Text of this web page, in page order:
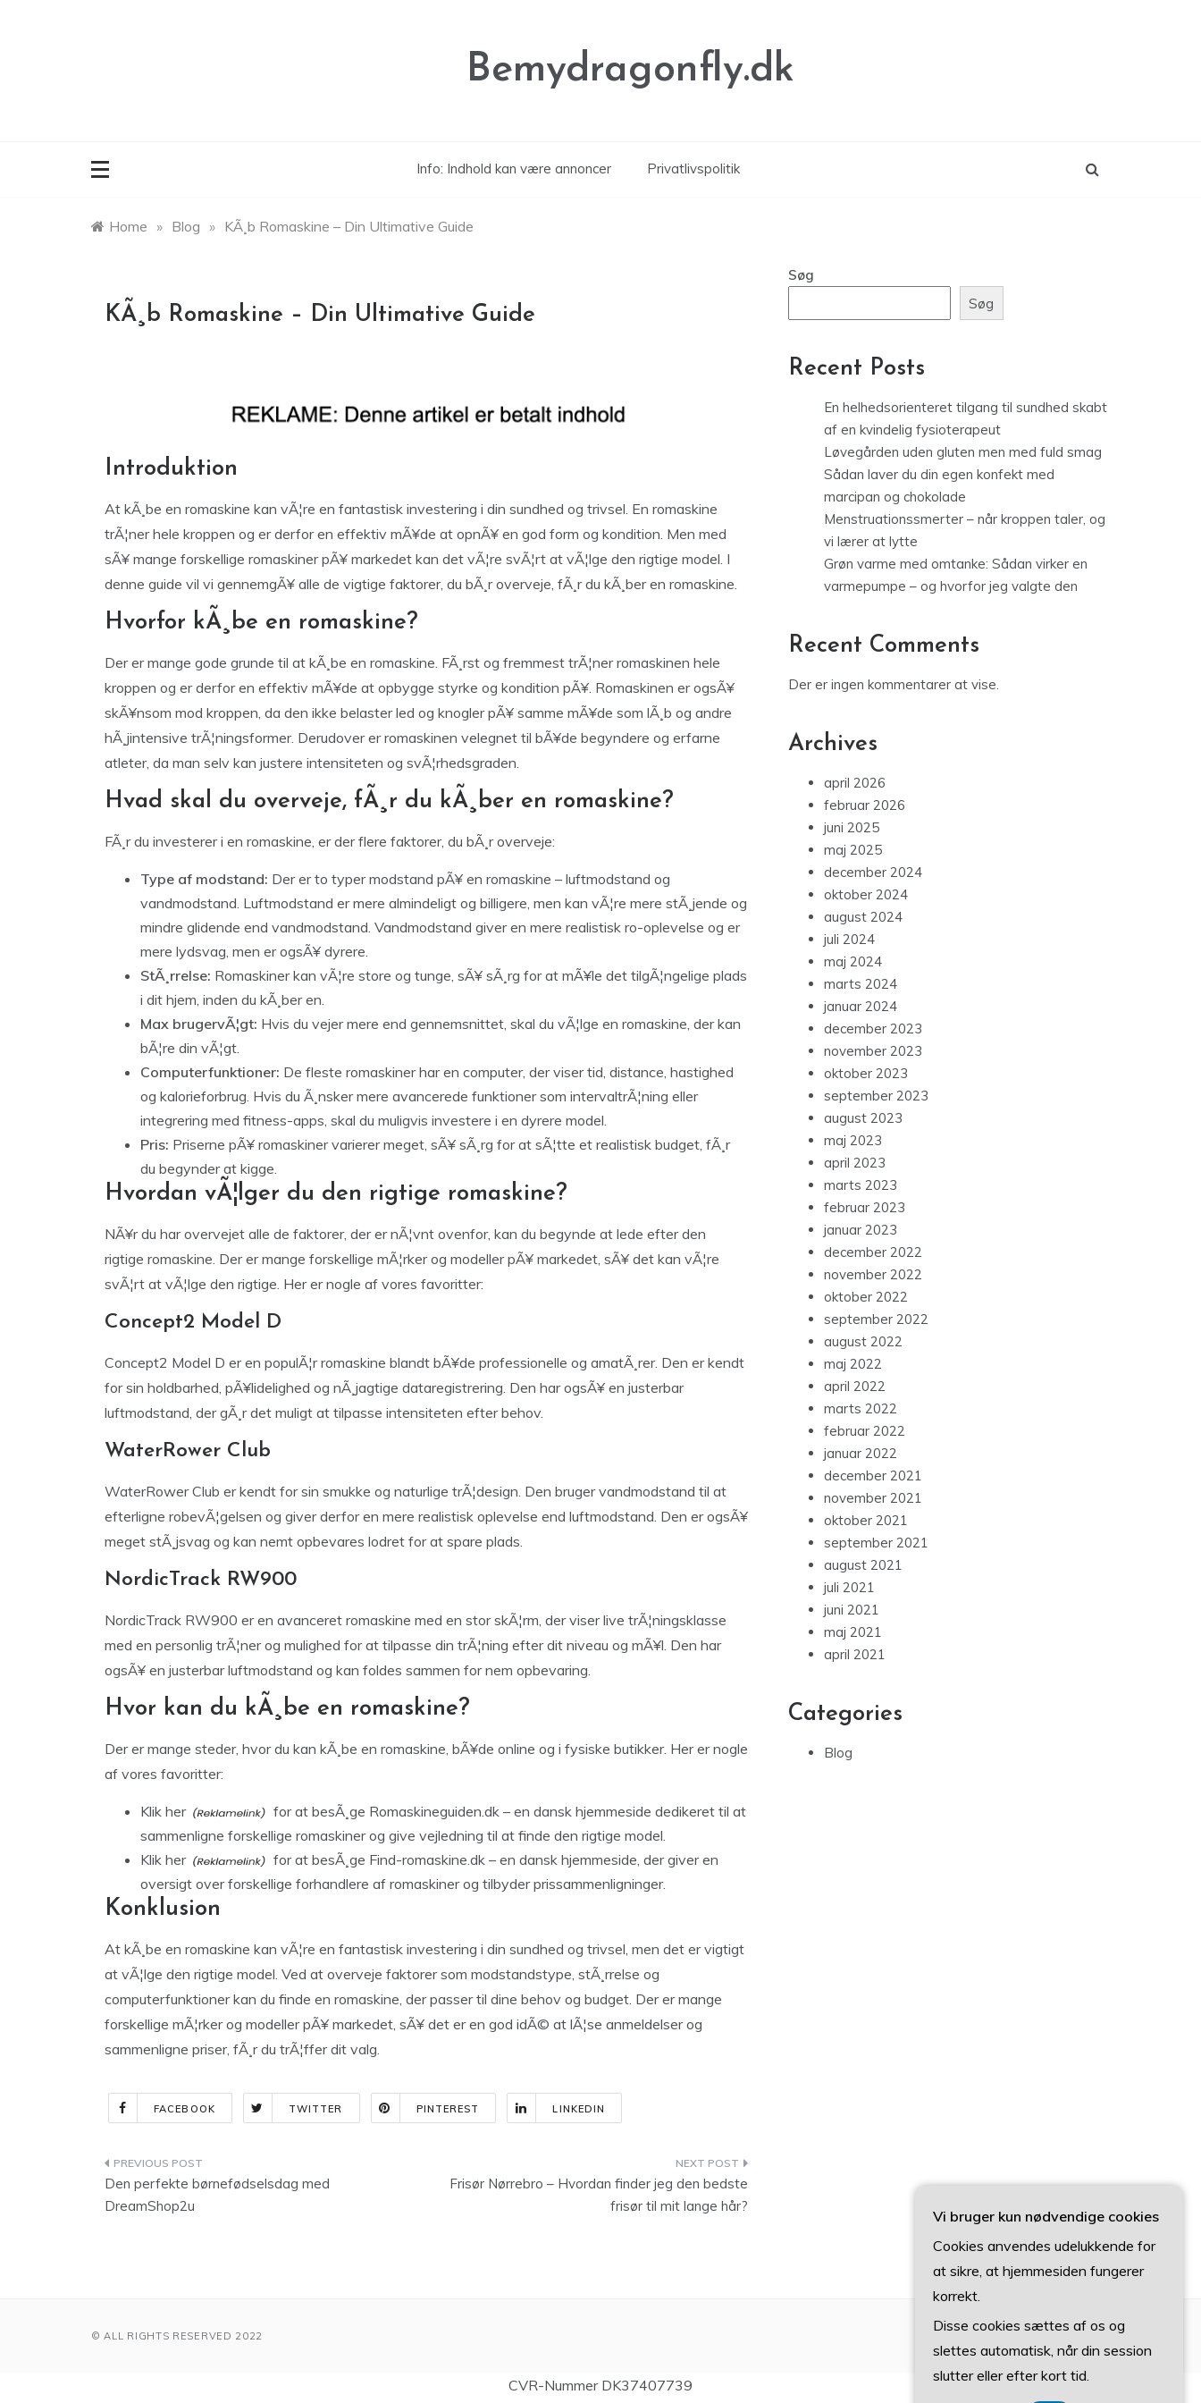
Bemydragonfly.dk
Info: Indhold kan være annoncer Privatlivspolitik
Home » Blog » KÃ¸b Romaskine – Din Ultimative Guide
KÃ¸b Romaskine – Din Ultimative Guide
Introduktion
At kÃ¸be en romaskine kan vÃ¦re en fantastisk investering i din sundhed og trivsel. En romaskine
trÃ¦ner hele kroppen og er derfor en effektiv mÃ¥de at opnÃ¥ en god form og kondition. Men med
sÃ¥ mange forskellige romaskiner pÃ¥ markedet kan det vÃ¦re svÃ¦rt at vÃ¦lge den rigtige model. I
denne guide vil vi gennemgÃ¥ alle de vigtige faktorer, du bÃ¸r overveje, fÃ¸r du kÃ¸ber en romaskine.
Hvorfor kÃ¸be en romaskine?
Der er mange gode grunde til at kÃ¸be en romaskine. FÃ¸rst og fremmest trÃ¦ner romaskinen hele
kroppen og er derfor en effektiv mÃ¥de at opbygge styrke og kondition pÃ¥. Romaskinen er ogsÃ¥
skÃ¥nsom mod kroppen, da den ikke belaster led og knogler pÃ¥ samme mÃ¥de som lÃ¸b og andre
hÃ¸jintensive trÃ¦ningsformer. Derudover er romaskinen velegnet til bÃ¥de begyndere og erfarne
atleter, da man selv kan justere intensiteten og svÃ¦rhedsgraden.
Hvad skal du overveje, fÃ¸r du kÃ¸ber en romaskine?
FÃ¸r du investerer i en romaskine, er der flere faktorer, du bÃ¸r overveje:
Type af modstand: Der er to typer modstand pÃ¥ en romaskine – luftmodstand og
vandmodstand. Luftmodstand er mere almindeligt og billigere, men kan vÃ¦re mere stÃ¸jende og
mindre glidende end vandmodstand. Vandmodstand giver en mere realistisk ro-oplevelse og er
mere lydsvag, men er ogsÃ¥ dyrere.
StÃ¸rrelse: Romaskiner kan vÃ¦re store og tunge, sÃ¥ sÃ¸rg for at mÃ¥le det tilgÃ¦ngelige plads
i dit hjem, inden du kÃ¸ber en.
Max brugervÃ¦gt: Hvis du vejer mere end gennemsnittet, skal du vÃ¦lge en romaskine, der kan
bÃ¦re din vÃ¦gt.
Computerfunktioner: De fleste romaskiner har en computer, der viser tid, distance, hastighed
og kalorieforbrug. Hvis du Ã¸nsker mere avancerede funktioner som intervaltrÃ¦ning eller
integrering med fitness-apps, skal du muligvis investere i en dyrere model.
Pris: Priserne pÃ¥ romaskiner varierer meget, sÃ¥ sÃ¸rg for at sÃ¦tte et realistisk budget, fÃ¸r
du begynder at kigge.
Hvordan vÃ¦lger du den rigtige romaskine?
NÃ¥r du har overvejet alle de faktorer, der er nÃ¦vnt ovenfor, kan du begynde at lede efter den
rigtige romaskine. Der er mange forskellige mÃ¦rker og modeller pÃ¥ markedet, sÃ¥ det kan vÃ¦re
svÃ¦rt at vÃ¦lge den rigtige. Her er nogle af vores favoritter:
Concept2 Model D
Concept2 Model D er en populÃ¦r romaskine blandt bÃ¥de professionelle og amatÃ¸rer. Den er kendt
for sin holdbarhed, pÃ¥lidelighed og nÃ¸jagtige dataregistrering. Den har ogsÃ¥ en justerbar
luftmodstand, der gÃ¸r det muligt at tilpasse intensiteten efter behov.
WaterRower Club
WaterRower Club er kendt for sin smukke og naturlige trÃ¦design. Den bruger vandmodstand til at
efterligne robevÃ¦gelsen og giver derfor en mere realistisk oplevelse end luftmodstand. Den er ogsÃ¥
meget stÃ¸jsvag og kan nemt opbevares lodret for at spare plads.
NordicTrack RW900
NordicTrack RW900 er en avanceret romaskine med en stor skÃ¦rm, der viser live trÃ¦ningsklasse
med en personlig trÃ¦ner og mulighed for at tilpasse din trÃ¦ning efter dit niveau og mÃ¥l. Den har
ogsÃ¥ en justerbar luftmodstand og kan foldes sammen for nem opbevaring.
Hvor kan du kÃ¸be en romaskine?
Der er mange steder, hvor du kan kÃ¸be en romaskine, bÃ¥de online og i fysiske butikker. Her er nogle
af vores favoritter:
Klik her
for at besÃ¸ge Romaskineguiden.dk – en dansk hjemmeside dedikeret til at
sammenligne forskellige romaskiner og give vejledning til at finde den rigtige model.
Klik her
for at besÃ¸ge Find-romaskine.dk – en dansk hjemmeside, der giver en
oversigt over forskellige forhandlere af romaskiner og tilbyder prissammenligninger.
Konklusion
At kÃ¸be en romaskine kan vÃ¦re en fantastisk investering i din sundhed og trivsel, men det er vigtigt
at vÃ¦lge den rigtige model. Ved at overveje faktorer som modstandstype, stÃ¸rrelse og
computerfunktioner kan du finde en romaskine, der passer til dine behov og budget. Der er mange
forskellige mÃ¦rker og modeller pÃ¥ markedet, sÃ¥ det er en god idÃ© at lÃ¦se anmeldelser og
sammenligne priser, fÃ¸r du trÃ¦ffer dit valg.
FACEBOOK TWITTER PINTEREST LINKEDIN
Indlægsnavigation
Den perfekte børnefødselsdag med
DreamShop2u
Frisør Nørrebro – Hvordan finder jeg den bedste
frisør til mit lange hår?
Søg
Søg
Recent Posts
En helhedsorienteret tilgang til sundhed skabt
af en kvindelig fysioterapeut
Løvegården uden gluten men med fuld smag
Sådan laver du din egen konfekt med
marcipan og chokolade
Menstruationssmerter – når kroppen taler, og
vi lærer at lytte
Grøn varme med omtanke: Sådan virker en
varmepumpe – og hvorfor jeg valgte den
Recent Comments
Der er ingen kommentarer at vise.
Archives
april 2026
februar 2026
juni 2025
maj 2025
december 2024
oktober 2024
august 2024
juli 2024
maj 2024
marts 2024
januar 2024
december 2023
november 2023
oktober 2023
september 2023
august 2023
maj 2023
april 2023
marts 2023
februar 2023
januar 2023
december 2022
november 2022
oktober 2022
september 2022
august 2022
maj 2022
april 2022
marts 2022
februar 2022
januar 2022
december 2021
november 2021
oktober 2021
september 2021
august 2021
juli 2021
juni 2021
maj 2021
april 2021
Categories
Blog
© ALL RIGHTS RESERVED 2022
CVR-Nummer DK37407739
Vi bruger kun nødvendige cookies
Cookies anvendes udelukkende for
at sikre, at hjemmesiden fungerer
korrekt.
Disse cookies sættes af os og
slettes automatisk, når din session
slutter eller efter kort tid.